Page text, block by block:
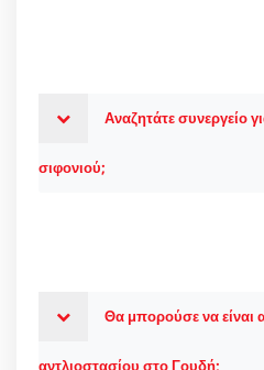
Αναζητάτε συνεργείο
σιφονιού;
Θα μπορούσε να είναι
αντλιοστασίου στο Γουδή;